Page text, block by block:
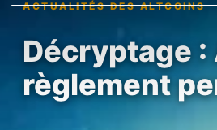
ACTUALITÉS DES ALTCOINS
Décryptage :
règlement